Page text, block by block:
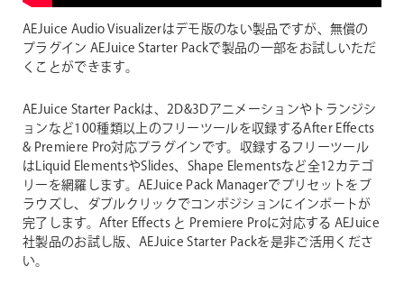
AEJuice Audio Visualizerはデモ版のない製品ですが、無償の
プラグイン AEJuice Starter Packで製品の一部をお試しいただ
くことができます。
AEJuice Starter Packは、2D&3Dアニメーションやトランジシ
ョンなど100種類以上のフリーツールを収録するAfter Effects
& Premiere Pro対応プラグインです。収録するフリーツール
はLiquid ElementsやSlides、Shape Elementsなど全12カテゴ
リーを網羅します。AEJuice Pack Managerでプリセットをブ
ラウズし、ダブルクリックでコンポジションにインポートが
完了します。After Effects と Premiere Proに対応する AEJuice
社製品のお試し版、AEJuice Starter Packを是非ご活用くださ
い。